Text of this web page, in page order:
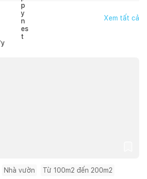
Xem tất cả
Nhà vườn Từ 100m2 đến 200m2